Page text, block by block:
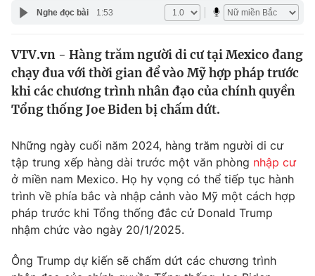
Tin tức
Thế giới đó đây
Câu chuyện quốc tế
Kinh tế
Tài chính
Góc doanh nghiệp
Dữ liệu và đời sống
Truyền hình
Phim VTV
Hậu trường
Nhân vật
Khán giả
Giải trí
Điện ảnh
Âm nhạc
Đời sống
Du lịch
Nghe đọc bài 1:53
VTV.vn - Hàng trăm người di cư tại Mexico đang
chạy đua với thời gian để vào Mỹ hợp pháp trước
khi các chương trình nhân đạo của chính quyền
Tổng thống Joe Biden bị chấm dứt.
Những ngày cuối năm 2024, hàng trăm người di cư
tập trung xếp hàng dài trước một văn phòng nhập cư
ở miền nam Mexico. Họ hy vọng có thể tiếp tục hành
trình về phía bắc và nhập cảnh vào Mỹ một cách hợp
pháp trước khi Tổng thống đắc cử Donald Trump
nhậm chức vào ngày 20/1/2025.
Ông Trump dự kiến sẽ chấm dứt các chương trình